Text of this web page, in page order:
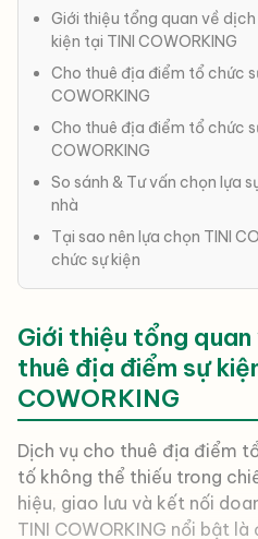
Giới thiệu tổng quan về
kiện tại TINI COWORKING
Cho thuê địa điểm tổ chức
COWORKING
Cho thuê địa điểm tổ chức
COWORKING
So sánh & Tư vấn chọn lựa
nhà
Tại sao nên lựa chọn TINI
chức sự kiện
Giới thiệu tổng
thuê địa điểm sự
COWORKING
Dịch vụ cho thuê địa điểm
tố không thể thiếu trong
hiệu, giao lưu và kết nối
TINI COWORKING nổi bật